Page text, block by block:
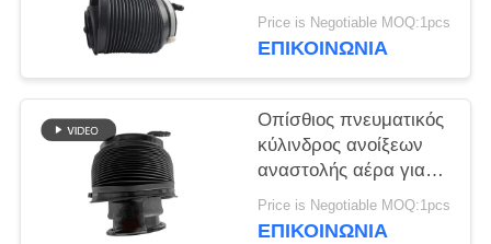
ΜΥΣΤΙΚΌΤΗΤΑ
ΠΟΛΙΤΙΚΉ
Airmatic ταχύπλοων
σκαφών εδάφους
35011 Toyota
Price is Negotiable MOQ:1pcs
ΕΠΙΚΟΙΝΩΝΊΑ
Οπίσθιος πνευματικός
κύλινδρος ανοίξεων
αναστολής αέρα για
Sequoia 48090-34010
48080-34020 της
Price is Negotiable MOQ:1pcs
ΕΠΙΚΟΙΝΩΝΊΑ